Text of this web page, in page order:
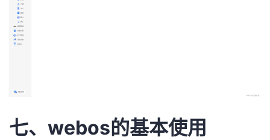
七、webos的基本使用